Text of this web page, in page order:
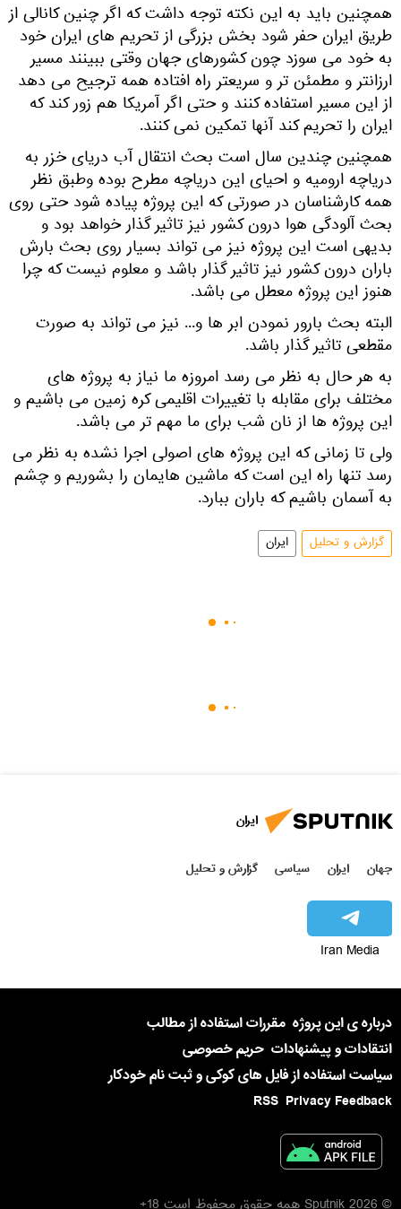
همچنین باید به این نکته توجه داشت که اگر چنین کانالی از
طریق ایران حفر شود بخش بزرگی از تحریم های ایران خود
به خود می سوزد چون کشورهای جهان وقتی ببینند مسیر
ارزانتر و مطمئن تر و سریعتر راه افتاده همه ترجیح می دهد
از این مسیر استفاده کنند و حتی اگر آمریکا هم زور کند که
ایران را تحریم کند آنها تمکین نمی کنند.
همچنین چندین سال است بحث انتقال آب دریای خزر به
دریاچه ارومیه و احیای این دریاچه مطرح بوده وطبق نظر
همه کارشناسان در صورتی که این پروژه پیاده شود حتی روی
بحث آلودگی هوا درون کشور نیز تاثیر گذار خواهد بود و
بدیهی است این پروژه نیز می تواند بسیار روی بحث بارش
باران درون کشور نیز تاثیر گذار باشد و معلوم نیست که چرا
هنوز این پروژه معطل می باشد.
البته بحث بارور نمودن ابر ها و... نیز می تواند به صورت
مقطعی تاثیر گذار باشد.
به هر حال به نظر می رسد امروزه ما نیاز به پروژه های
مختلف برای مقابله با تغییرات اقلیمی کره زمین می باشیم و
این پروژه ها از نان شب برای ما مهم تر می باشد.
ولی تا زمانی که این پروژه های اصولی اجرا نشده به نظر می
رسد تنها راه این است که ماشین هایمان را بشوریم و چشم
به آسمان باشیم که باران ببارد.
گزارش و تحلیل ایران
ایران
جهان ایران سیاسی گزارش و تحلیل
Iran Media
درباره ی این پروژه مقررات استفاده از مطالب
انتقادات و پیشنهادات حریم خصوصی
سیاست استفاده از فایل های کوکی و ثبت نام خودکار
Privacy Feedback
RSS